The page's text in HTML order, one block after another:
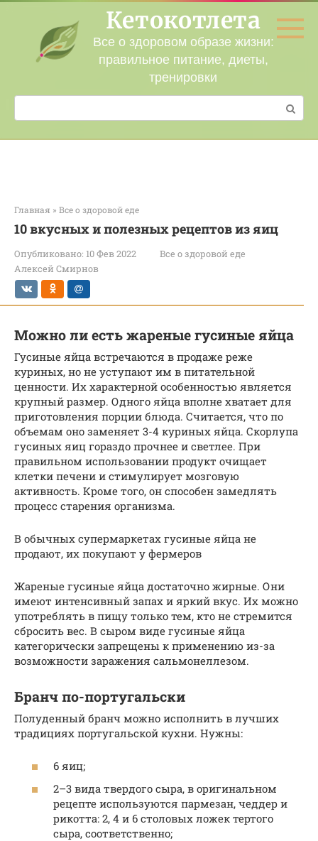
Перейти
контенту
Кетокотлета
Все о здоровом образе жизни:
правильное питание, диеты,
тренировки
Поиск:
Главная » Все о здоровой еде
10 вкусных и полезных рецептов из яиц
Опубликовано: 10 Фев 2022
Все о здоровой еде
Алексей Смирнов
Можно ли есть жареные гусиные яйца
Гусиные яйца встречаются в продаже реже
куриных, но не уступают им в питательной
ценности. Их характерной особенностью является
крупный размер. Одного яйца вполне хватает для
приготовления порции блюда. Считается, что по
объемам оно заменяет 3-4 куриных яйца. Скорлупа
гусиных яиц гораздо прочнее и светлее. При
правильном использовании продукт очищает
клетки печени и стимулирует мозговую
активность. Кроме того, он способен замедлять
процесс старения организма.
В обычных супермаркетах гусиные яйца не
продают, их покупают у фермеров
Жареные гусиные яйца достаточно жирные. Они
имеют интенсивный запах и яркий вкус. Их можно
употреблять в пищу только тем, кто не стремится
сбросить вес. В сыром виде гусиные яйца
категорически запрещены к применению из-за
возможности заражения сальмонеллезом.
Бранч по-португальски
Полуденный бранч можно исполнить в лучших
традициях португальской кухни. Нужны:
6 яиц;
2–3 вида твердого сыра, в оригинальном
рецепте используются пармезан, чеддер и
рикотта: 2, 4 и 6 столовых ложек тертого
сыра, соответственно;